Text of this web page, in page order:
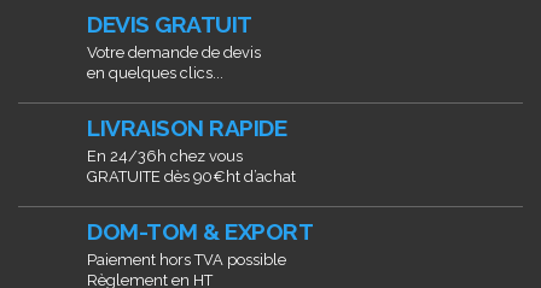
DEVIS GRATUIT
Votre demande de devis
en quelques clics...
LIVRAISON RAPIDE
En 24/36h chez vous
GRATUITE dès 90€ht d’achat
DOM-TOM & EXPORT
Paiement hors TVA possible
Règlement en HT